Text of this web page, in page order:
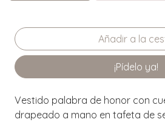
¡Pídelo ya!
Vestido palabra de honor con
drapeado a mano en tafeta de